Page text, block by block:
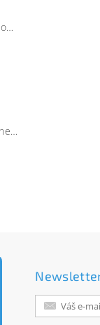
LEGO® Friends 42663 Dobrodružství s karavanem přátelství
Polly Pocket Pollyville slunečná pláž